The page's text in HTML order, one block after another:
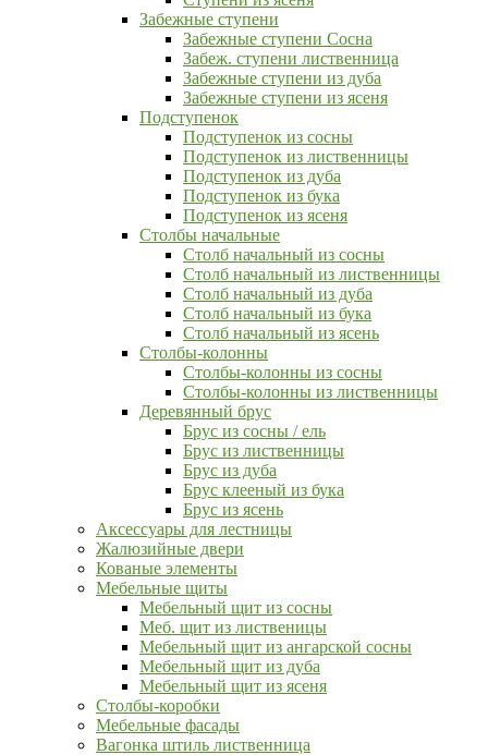
Забежные ступени
Забежные ступени Сосна
Забеж. ступени лиственница
Забежные ступени из дуба
Забежные ступени из ясеня
Подступенок
Подступенок из сосны
Подступенок из лиственницы
Подступенок из дуба
Подступенок из бука
Подступенок из ясеня
Столбы начальные
Столб начальный из сосны
Столб начальный из лиственницы
Столб начальный из дуба
Столб начальный из бука
Столб начальный из ясень
Столбы-колонны
Столбы-колонны из сосны
Столбы-колонны из лиственницы
Деревянный брус
Брус из сосны / ель
Брус из лиственницы
Брус из дуба
Брус клееный из бука
Брус из ясень
Аксессуары для лестницы
Жалюзийные двери
Кованые элементы
Мебельные щиты
Мебельный щит из сосны
Меб. щит из лиственицы
Мебельный щит из ангарской сосны
Мебельный щит из дуба
Мебельный щит из ясеня
Столбы-коробки
Мебельные фасады
Вагонка штиль лиственница